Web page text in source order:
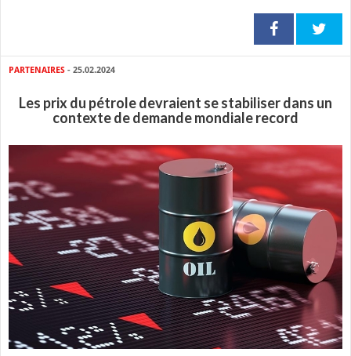
PARTENAIRES - 25.02.2024
Les prix du pétrole devraient se stabiliser dans un
contexte de demande mondiale record